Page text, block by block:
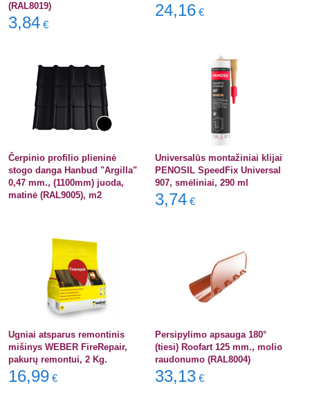
(RAL8019)
3,84 €
24,16 €
Čerpinio profilio plieninė
stogo danga Hanbud "Argilla"
0,47 mm., (1100mm) juoda,
matinė (RAL9005), m2
Universalūs montažiniai klijai
PENOSIL SpeedFix Universal
907, smėliniai, 290 ml
3,74 €
Ugniai atsparus remontinis
mišinys WEBER FireRepair,
pakurų remontui, 2 Kg.
16,99 €
Persipylimo apsauga 180°
(tiesi) Roofart 125 mm., molio
raudonumo (RAL8004)
33,13 €